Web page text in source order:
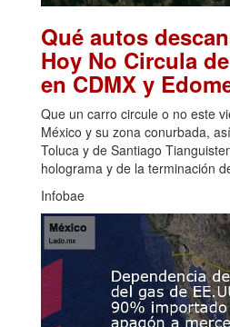
Qué autos
Hoy No Circula
en CDMX y
Que un carro circule o no este
México y su zona conurbada,
Toluca y de Santiago
holograma y de la terminación
Infobae